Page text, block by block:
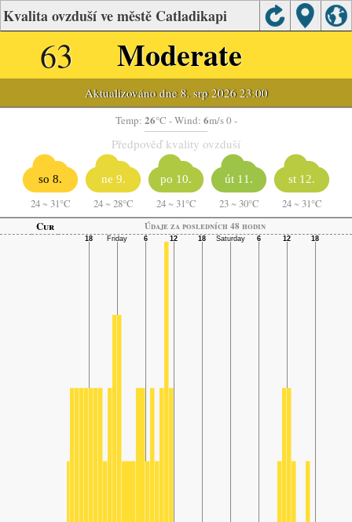
Kvalita ovzduší ve městě Catladikapi
63 Moderate
Aktualizováno dne 8. srp 2026 23:00
Temp: 26°C - Wind: 6m/s 0 -
Předpověď kvality ovzduší
so 8.
24 ~ 31°C
ne 9.
24 ~ 28°C
po 10.
24 ~ 31°C
út 11.
23 ~ 30°C
st 12.
24 ~ 31°C
Cur
Údaje za posledních 48 hodin